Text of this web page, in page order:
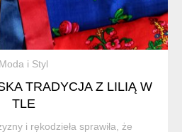
Moda i Styl
TRADYCJA Z LILIĄ W
TLE
i rękodzieła sprawiła, że